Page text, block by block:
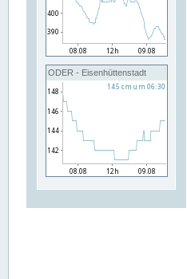
ODER - Eisenhüttenstadt